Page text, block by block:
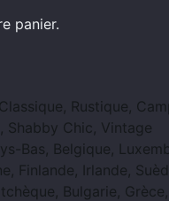
panier.
Classique, Rustique,
Shabby Chic, Vintage
Bas, Belgique,
Finlande, Irlande,
Bulgarie,